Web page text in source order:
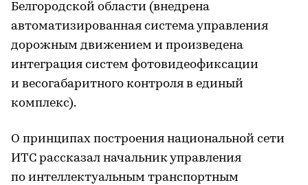
Белгородской области (внедрена
автоматизированная система управления
дорожным движением и произведена
интеграция систем фотовидеофиксации
и весогабаритного контроля в единый
комплекс).
О принципах построения национальной сети
ИТС рассказал начальник управления
по интеллектуальным транспортным